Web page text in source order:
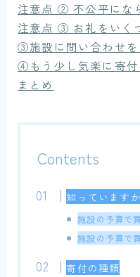
注意点 ② 不公平にな
注意点 ③ お礼をいく
③施設に問い合わせを
④もう少し気楽に寄付
まとめ
Contents
知っています
施設の予算で
施設の予算で
寄付の種類